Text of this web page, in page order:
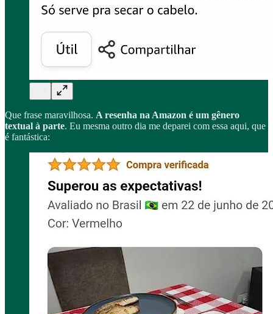
Que frase maravilhosa. A resenha na Amazon é um gênero
textual à parte. Eu mesma outro dia me deparei com essa aqui, que
é fantástica: